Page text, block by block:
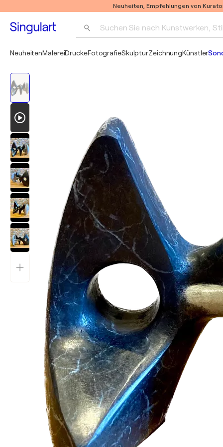
Neuheiten, Empfehlungen von
Suchen Sie nach Kunstwerken,
NeuheitenMalereiDruckeFotografieSkulpturZeichnungKünstler